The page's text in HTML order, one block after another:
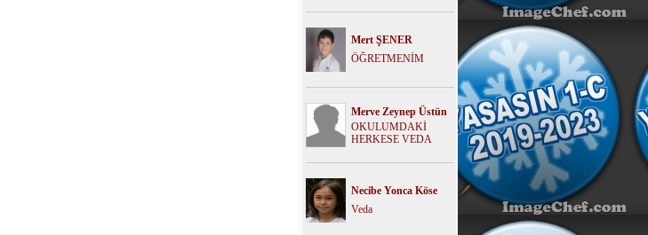
Mert ŞENER
ÖĞRETMENİM
Merve Zeynep Üstün
OKULUMDAKİ
HERKESE VEDA
Necibe Yonca Köse
Veda